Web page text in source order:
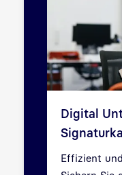
Digital
Effizient